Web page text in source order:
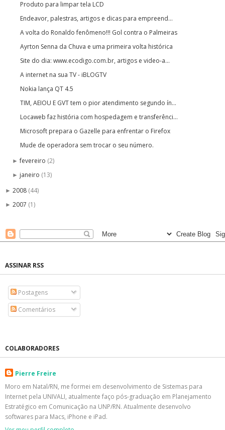
Produto para limpar tela LCD
Endeavor, palestras, artigos e dicas para empreend...
A volta do Ronaldo fenômeno!!! Gol contra o Palmeiras
Ayrton Senna da Chuva e uma primeira volta histórica
Site do dia: www.ecodigo.com.br, artigos e video-a...
A internet na sua TV - iBLOGTV
Nokia lança QT 4.5
TIM, AEIOU E GVT tem o pior atendimento segundo ín...
Locaweb faz história com hospedagem e transferênci...
Microsoft prepara o Gazelle para enfrentar o Firefox
Mude de operadora sem trocar o seu número.
►fevereiro (2)
► janeiro (13)
► 2008 (44)
► 2007 (1)
ASSINAR RSS
Postagens
Comentários
COLABORADORES
Pierre Freire
Moro em Natal/RN, me formei em desenvolvimento de Sistemas para
Internet pela UNIVALI, atualmente faço pós-graduação em Planejamento
Estratégico em Comunicação na UNP/RN. Atualmente desenvolvo
softwares para Macs, iPhone e iPad.